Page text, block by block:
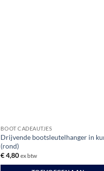
BOOT CADEAUTJES
Drijvende bootsleutelhanger in
(rond)
€4,80 ex btw